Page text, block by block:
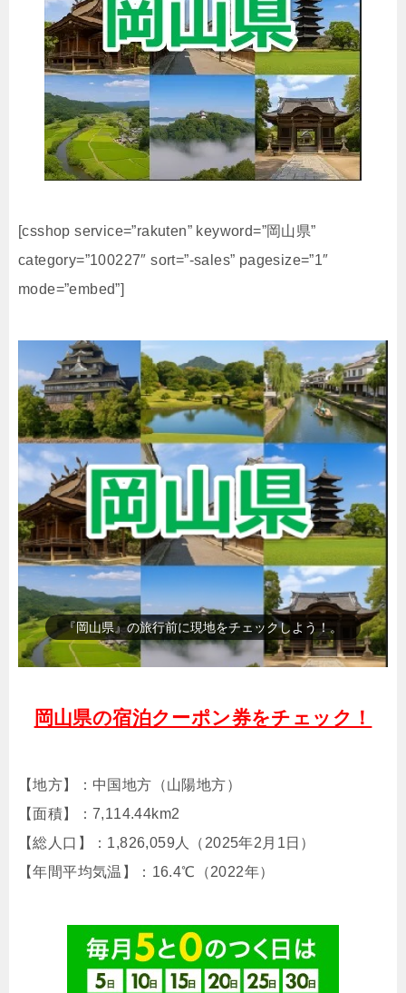
[csshop service=”rakuten” keyword=”岡山県”
category=”100227″ sort=”-sales” pagesize=”1″
mode=”embed”]
『岡山後楽園』（人気観光スポット）
岡山県の宿泊クーポン券をチェック！
【地方】：中国地方（山陽地方）
【面積】：7,114.44km2
【総人口】：1,826,059人（2025年2月1日）
【年間平均気温】：16.4℃（2022年）